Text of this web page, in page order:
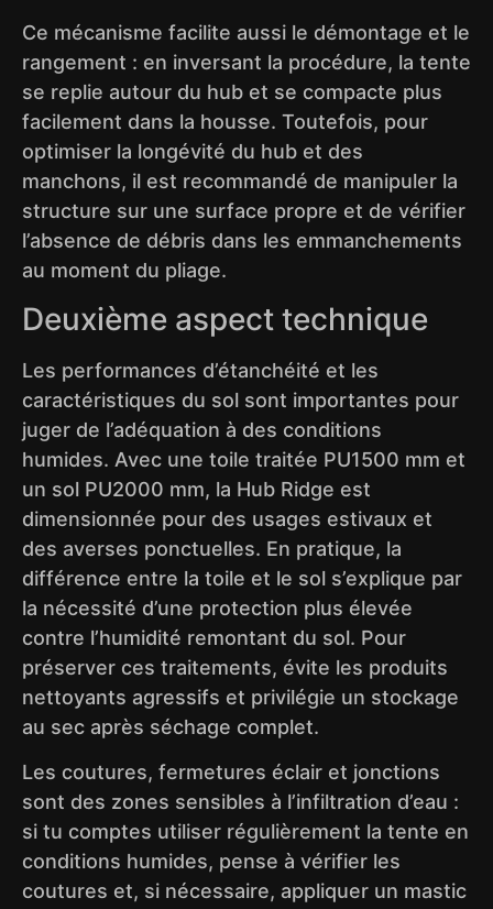
Ce mécanisme facilite aussi le démontage et le
rangement : en inversant la procédure, la tente
se replie autour du hub et se compacte plus
facilement dans la housse. Toutefois, pour
optimiser la longévité du hub et des
manchons, il est recommandé de manipuler la
structure sur une surface propre et de vérifier
l’absence de débris dans les emmanchements
au moment du pliage.
Deuxième aspect technique
Les performances d’étanchéité et les
caractéristiques du sol sont importantes pour
juger de l’adéquation à des conditions
humides. Avec une toile traitée PU1500 mm et
un sol PU2000 mm, la Hub Ridge est
dimensionnée pour des usages estivaux et
des averses ponctuelles. En pratique, la
différence entre la toile et le sol s’explique par
la nécessité d’une protection plus élevée
contre l’humidité remontant du sol. Pour
préserver ces traitements, évite les produits
nettoyants agressifs et privilégie un stockage
au sec après séchage complet.
Les coutures, fermetures éclair et jonctions
sont des zones sensibles à l’infiltration d’eau :
si tu comptes utiliser régulièrement la tente en
conditions humides, pense à vérifier les
coutures et, si nécessaire, appliquer un mastic